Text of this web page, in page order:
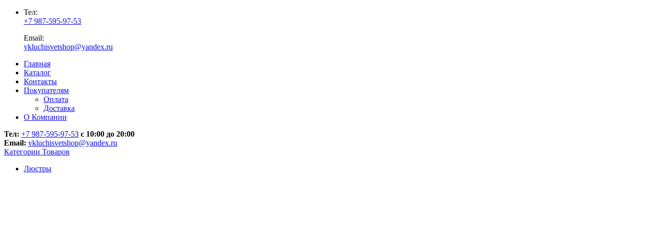
Тел:
+7 987-595-97-53
Email:
vkluchisvetshop@yandex.ru
Главная
Каталог
Контакты
Покупателям
Оплата
Доставка
О Компании
Тел: +7 987-595-97-53 с 10:00 до 20:00
Email: vkluchisvetshop@yandex.ru
Категории Товаров
Люстры